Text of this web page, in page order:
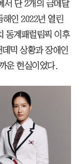
서 단 2개의 금메달
인 2022년 열린
동계패럴림픽 이후
믹 상황과 장애인
운 현실이었다.